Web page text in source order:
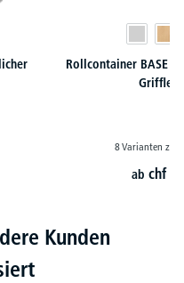
Rollcontainer BASE
8 Varianten zur
abchf
Kunden